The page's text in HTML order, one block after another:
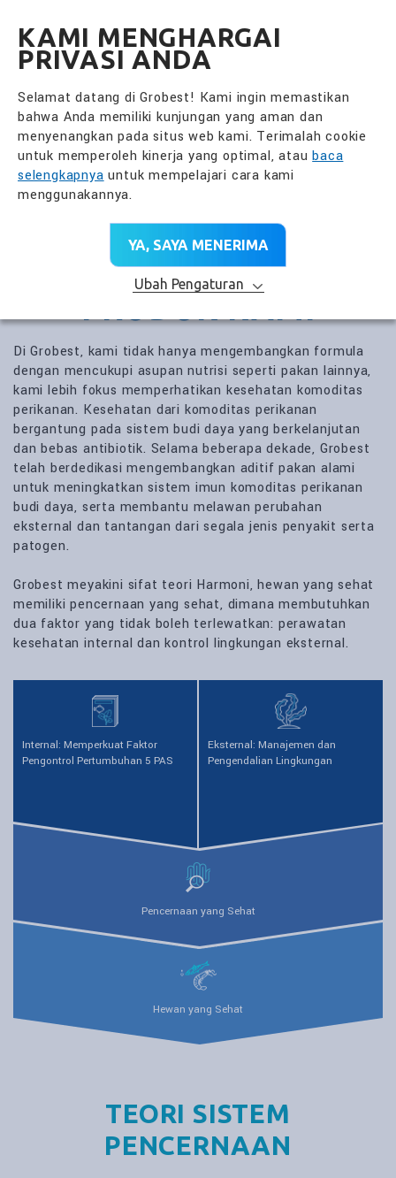
KAMI MENGHARGAI
PRIVASI ANDA
Selamat datang di Grobest! Kami ingin memastikan
bahwa Anda memiliki kunjungan yang aman dan
menyenangkan pada situs web kami. Terimalah cookie
untuk memperoleh kinerja yang optimal, ataubaca
selengkapnya untuk mempelajari cara kami
menggunakannya.
YA, SAYA MENERIMA
Ubah Pengaturan
Di Grobest, kami tidak hanya mengembangkan formula
dengan mencukupi asupan nutrisi seperti pakan lainnya,
kami lebih fokus memperhatikan kesehatan komoditas
perikanan. Kesehatan dari komoditas perikanan
bergantung pada sistem budi daya yang berkelanjutan
dan bebas antibiotik. Selama beberapa dekade, Grobest
telah berdedikasi mengembangkan aditif pakan alami
untuk meningkatkan sistem imun komoditas perikanan
budi daya, serta membantu melawan perubahan
eksternal dan tantangan dari segala jenis penyakit serta
patogen.
Grobest meyakini sifat teori Harmoni, hewan yang sehat
memiliki pencernaan yang sehat, dimana membutuhkan
dua faktor yang tidak boleh terlewatkan: perawatan
kesehatan internal dan kontrol lingkungan eksternal.
Internal: Memperkuat Faktor
Pengontrol Pertumbuhan 5 PAS
Eksternal: Manajemen dan
Pengendalian Lingkungan
Pencernaan yang Sehat
Hewan yang Sehat
TEORI SISTEM
PENCERNAAN